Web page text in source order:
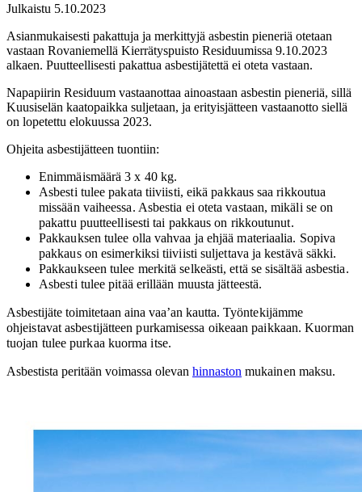
Julkaistu 5.10.2023
Asianmukaisesti pakattuja ja merkittyjä asbestin pieneriä otetaan
vastaan Rovaniemellä Kierrätyspuisto Residuumissa 9.10.2023
alkaen. Puutteellisesti pakattua asbestijätettä ei oteta vastaan.
Napapiirin Residuum vastaanottaa ainoastaan asbestin pieneriä, sillä
Kuusiselän kaatopaikka suljetaan, ja erityisjätteen vastaanotto siellä
on lopetettu elokuussa 2023.
Ohjeita asbestijätteen tuontiin:
Enimmäismäärä 3 x 40 kg.
Asbesti tulee pakata tiiviisti, eikä pakkaus saa rikkoutua
missään vaiheessa. Asbestia ei oteta vastaan, mikäli se on
pakattu puutteellisesti tai pakkaus on rikkoutunut.
Pakkauksen tulee olla vahvaa ja ehjää materiaalia. Sopiva
pakkaus on esimerkiksi tiiviisti suljettava ja kestävä säkki.
Pakkaukseen tulee merkitä selkeästi, että se sisältää asbestia.
Asbesti tulee pitää erillään muusta jätteestä.
Asbestijäte toimitetaan aina vaa’an kautta. Työntekijämme
ohjeistavat asbestijätteen purkamisessa oikeaan paikkaan. Kuorman
tuojan tulee purkaa kuorma itse.
Asbestista peritään voimassa olevan hinnaston mukainen maksu.